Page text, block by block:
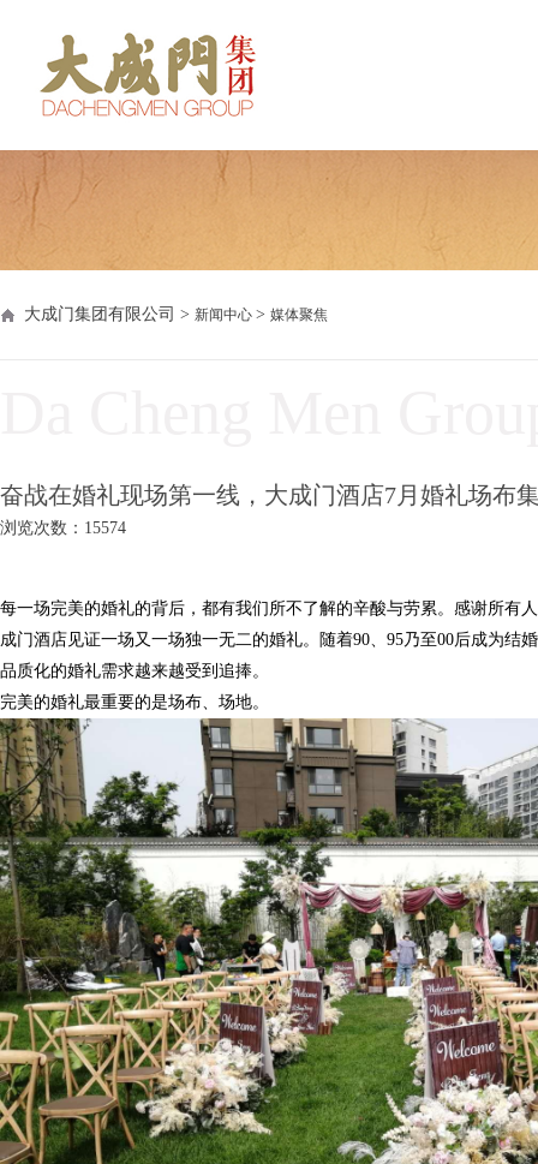
大成门集团有限公司 > 新闻中心 > 媒体聚焦
奋战在婚礼现场第一线，大成门酒店7月婚礼场布
浏览次数：15574
每一场完美的婚礼的背后，都有我们所不了解的辛酸与劳累。感谢所有
成门酒店见证一场又一场独一无二的婚礼。
随着90、 95乃至00后成为结
品质化的婚礼需求越来越受到追捧。
完美的婚礼最重要的是场布、场地。